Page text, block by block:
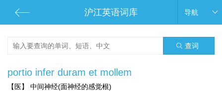
沪江英语词库 导航
查词
portio infer duram et mollem
【医】 中间神经(面神经的感觉根)